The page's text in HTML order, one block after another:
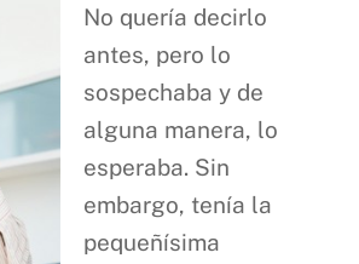
No quería decirlo
antes, pero lo
sospechaba y de
alguna manera, lo
esperaba. Sin
embargo, tenía la
pequeñísima